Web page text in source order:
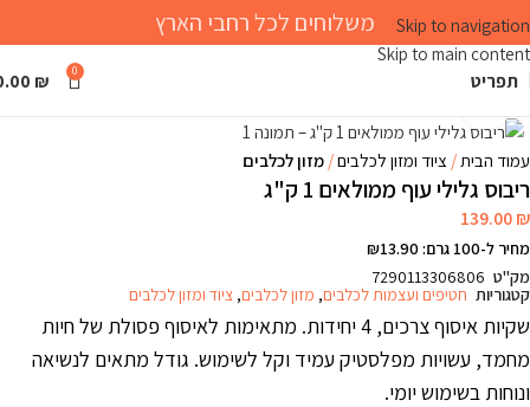
Skip to navigation
Skip to main content
משלוחים לכל רחבי הארץ
תפריט 0
₪
עמוד הבית ציוד ומזון לכלבים מזון לכלבים
ריבוס גלילי עוף ממולאים 1 ק"ג
139.00₪
מחיר ל-100 גרם: ₪13.90
מק"ט 7290113306806
קטגוריות חטיפים ועצמות לכלבים, מזון לכלבים, ציוד ומזון לכלבים
שקיות איסוף צרכים, 4 יחידות. מתאימות לאיסוף פסולת של חיות
מחמד, עשויות מפלסטיק עמיד וקל לשימוש. גודל מתאים לנשיאה
ונוחות בשימוש יומי.